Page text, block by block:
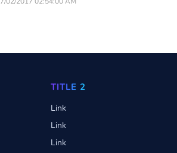
TITLE 2
Link
Link
Link